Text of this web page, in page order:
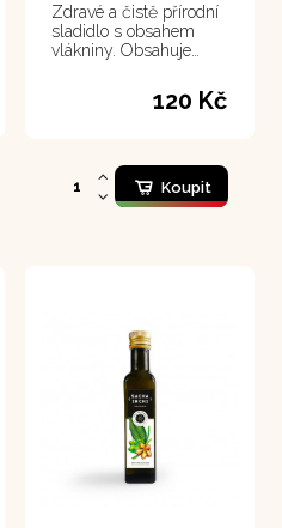
Zdravé a čistě přírodní
sladidlo s obsahem
vlákniny. Obsahuje
120 Kč
Koupit